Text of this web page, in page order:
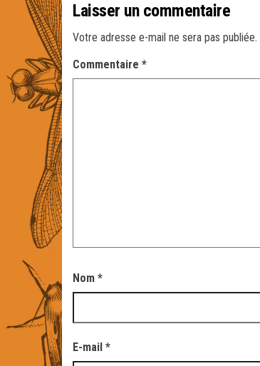
Laisser un commentaire
Votre adresse e-mail ne sera pas publiée.
Commentaire *
Nom *
E-mail *